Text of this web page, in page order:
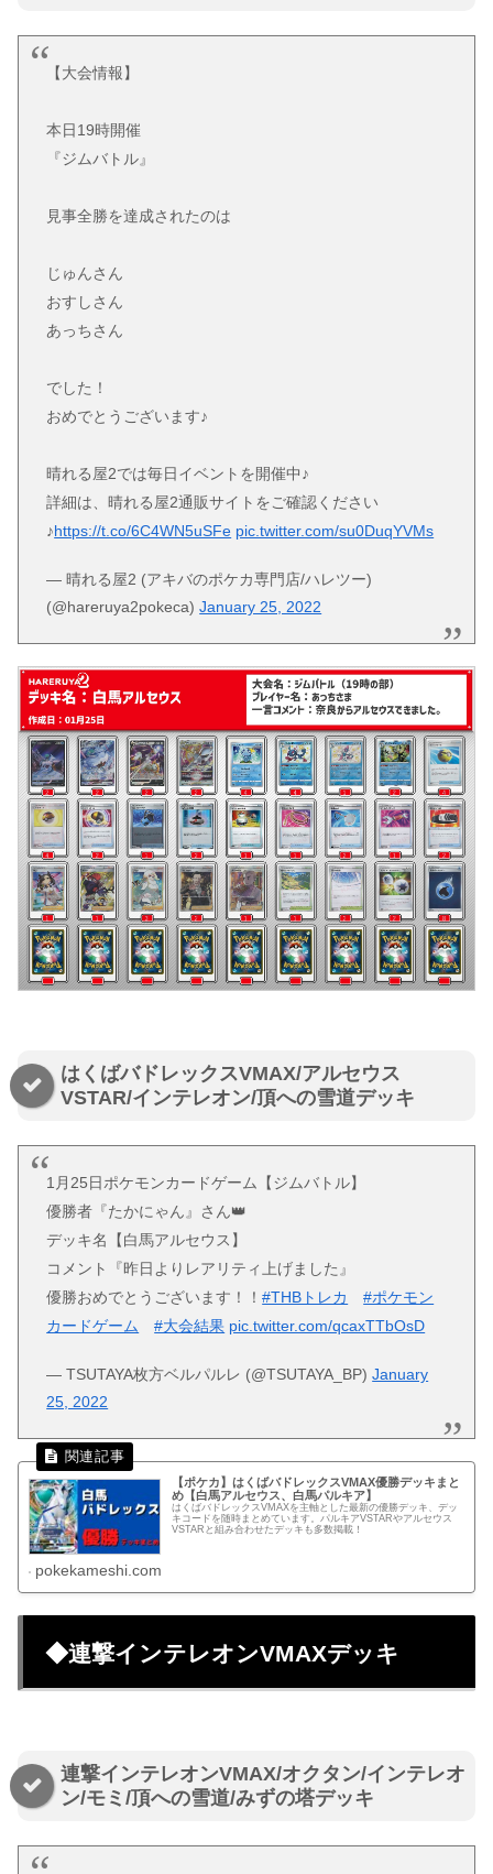
【大会情報】
本日19時開催
『ジムバトル』
見事全勝を達成されたのは
じゅんさん
おすしさん
あっちさん
でした！
おめでとうございます♪
晴れる屋2では毎日イベントを開催中♪
詳細は、晴れる屋2通販サイトをご確認ください
♪https://t.co/6C4WN5uSFe pic.twitter.com/su0DuqYVMs
— 晴れる屋2 (アキバのポケカ専門店/ハレツー)
(@hareruya2pokeca)January 25, 2022
はくばバドレックスVMAX/アルセウス
VSTAR/インテレオン/頂への雪道デッキ
1月25日ポケモンカードゲーム【ジムバトル】
優勝者『たかにゃん』さん👑
デッキ名【白馬アルセウス】
コメント『昨日よりレアリティ上げました』
優勝おめでとうございます！！#THBトレカ
#ポケモン
カードゲーム
#大会結果 pic.twitter.com/qcaxTTbOsD
— TSUTAYA枚方ベルパルレ (@TSUTAYA_BP)January
25, 2022
【ポケカ】はくばバドレックスVMAX優勝デッキまと
め【白馬アルセウス、白馬パルキア】
はくばバドレックスVMAXを主軸とした最新の優勝デッキ、デッ
キコードを随時まとめています。パルキアVSTARやアルセウス
VSTARと組み合わせたデッキも多数掲載！
pokekameshi.com
◆連撃インテレオンVMAXデッキ
連撃インテレオンVMAX/オクタン/インテレオ
ン/モミ/頂への雪道/みずの塔デッキ